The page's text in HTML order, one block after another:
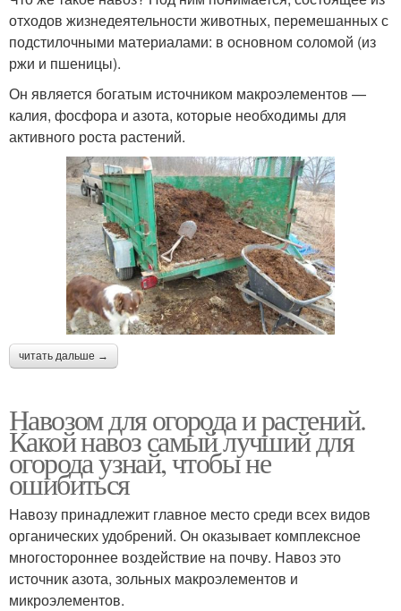
отходов жизнедеятельности животных, перемешанных с
подстилочными материалами: в основном соломой (из
ржи и пшеницы).
Он является богатым источником макроэлементов —
калия, фосфора и азота, которые необходимы для
активного роста растений.
читать дальше →
Навозом для огорода и растений.
Какой навоз самый лучший для
огорода узнай, чтобы не
ошибиться
Навозу принадлежит главное место среди всех видов
органических удобрений. Он оказывает комплексное
многостороннее воздействие на почву. Навоз это
источник азота, зольных макроэлементов и
микроэлементов.